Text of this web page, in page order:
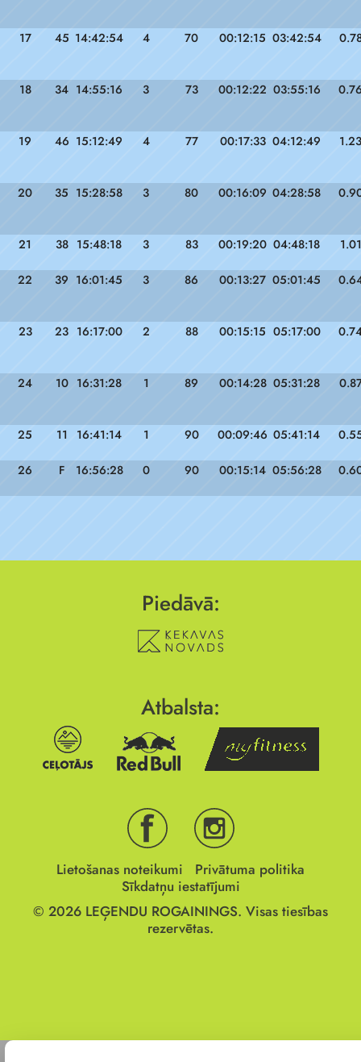
17 45 14:42:54 4 70 00:12:15 03:42:54
18 34 14:55:16 3 73 00:12:22 03:55:16
19 46 15:12:49 4 77 00:17:33 04:12:49 1.23
20 35 15:28:58 3 80 00:16:09 04:28:58
21 38 15:48:18 3 83 00:19:20 04:48:18 1.01
22 39 16:01:45 3 86 00:13:27 05:01:45
23 23 16:17:00 2 88 00:15:15 05:17:00
24 10 16:31:28 1 89 00:14:28 05:31:28
25 11 16:41:14 1 90 00:09:46 05:41:14
26 F 16:56:28 0 90 00:15:14 05:56:28
Piedāvā:
Atbalsta:
Lietošanas noteikumi
Privātuma politika
Sīkdatņu iestatījumi
© 2026 LEĢENDU ROGAININGS. Visas tiesības
rezervētas.